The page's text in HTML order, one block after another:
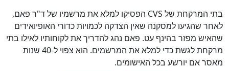
בתי המרקחת של CVS הפסיקו למלא את מרשמיו של ד"ר פאם,
לאחר שהגיעו למסקנה שאין הצדקה לכמויות כדורי האופיואידים
שהאיש מפזר בהינף עט. פאם נהג להדריך את לקוחותיו לאילו בתי
מרקחת לגשת כדי למלא את המרשמים. הוא צפוי ל-40 שנות
מאסר אם יורשע בכל האישומים.